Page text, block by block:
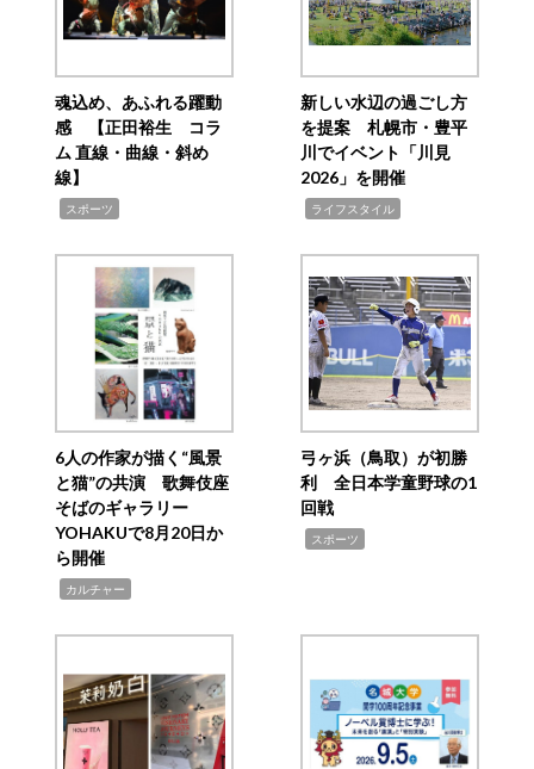
魂込め、あふれる躍動
感 【正田裕生 コラ
ム 直線・曲線・斜め
線】
スポーツ
新しい水辺の過ごし方
を提案 札幌市・豊平
川でイベント「川見
2026」を開催
ライフスタイル
6人の作家が描く“風景
と猫”の共演 歌舞伎座
そばのギャラリー
YOHAKUで8月20日か
ら開催
カルチャー
弓ヶ浜（鳥取）が初勝
利 全日本学童野球の1
回戦
スポーツ